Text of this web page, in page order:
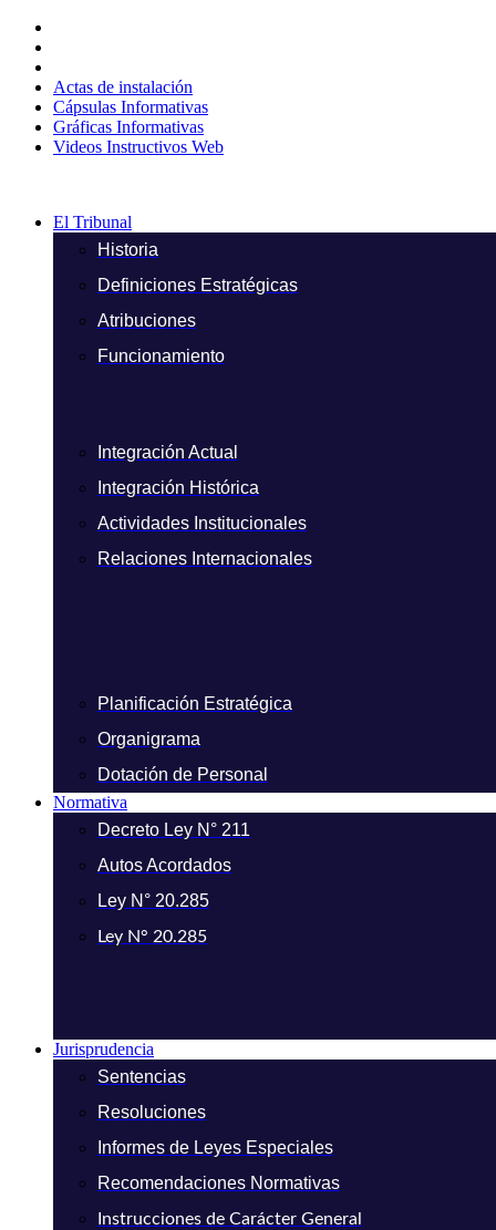
contenido
Actas de instalación
Cápsulas Informativas
Gráficas Informativas
Videos Instructivos Web
El Tribunal
Historia
Definiciones Estratégicas
Atribuciones
Funcionamiento
Integración Actual
Integración Histórica
Actividades Institucionales
Relaciones Internacionales
Planificación Estratégica
Organigrama
Dotación de Personal
Normativa
Decreto Ley N° 211
Autos Acordados
Ley N° 20.285
Ley N° 20.285
Jurisprudencia
Sentencias
Resoluciones
Informes de Leyes Especiales
Recomendaciones Normativas
Instrucciones de Carácter General